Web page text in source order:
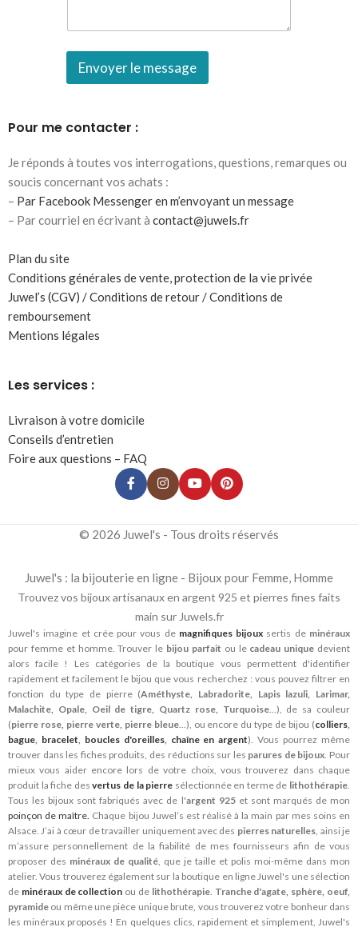
Envoyer le message
Pour me contacter :
Je réponds à toutes vos interrogations, questions, remarques ou
soucis concernant vos achats :
– Par Facebook Messenger en m’envoyant un message
– Par courriel en écrivant à contact@juwels.fr
Plan du site
Conditions générales de vente, protection de la vie privée
Juwel’s (CGV) / Conditions de retour / Conditions de
remboursement
Mentions légales
Les services :
Livraison à votre domicile
Conseils d’entretien
Foire aux questions – FAQ
© 2026 Juwel's - Tous droits réservés
Juwel's : la bijouterie en ligne - Bijoux pour Femme, Homme
Trouvez vos bijoux artisanaux en argent 925 et pierres fines faits
main sur Juwels.fr
Juwel's imagine et crée pour vous de magnifiques bijoux sertis de minéraux
pour femme et homme. Trouver le bijou parfait ou le cadeau unique devient
alors facile ! Les catégories de la boutique vous permettent d'identifier
rapidement et facilement le bijou que vous recherchez : vous pouvez filtrer en
fonction du type de pierre (Améthyste, Labradorite, Lapis lazuli, Larimar,
Malachite, Opale, Oeil de tigre, Quartz rose, Turquoise...), de sa couleur
(pierre rose, pierre verte, pierre bleue...), ou encore du type de bijou (colliers
bague bracelet boucles d'oreilles, chaîne en argent). Vous pourrez même
trouver dans les fiches produits, des réductions sur les parures de bijoux . Pour
mieux vous aider encore lors de votre choix, vous trouverez dans chaque
produit la fiche desvertus de la pierre sélectionnée en terme de lithothérapie
Tous les bijoux sont fabriqués avec de l'argent 925et sont marqués de mon
poinçon de maître. Chaque bijou Juwel’s est réalisé à la main par mes soins en
Alsace. J’ai à cœur de travailler uniquement avec des pierres naturelles , ainsi je
m’assure personnellement de la fiabilité de mes fournisseurs afin de vous
proposer des minéraux de qualité , que je taille et polis moi-même dans mon
atelier. Vous trouverez également sur la boutique en ligne Juwel's une sélection
de minéraux de collection ou de lithothérapie. Tranche d'agate, sphère, oeuf,
pyramide ou même une pièce unique brute, vous trouverez votre bonheur dans
les minéraux proposés ! En quelques clics, rapidement et simplement, Juwel's